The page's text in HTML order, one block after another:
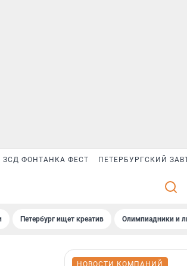
ЗСД ФОНТАНКА ФЕСТ ПЕТЕРБУРГСКИЙ
Петербург ищет креатив Олимпиадники и
НОВОСТИ КОМПАНИЙ